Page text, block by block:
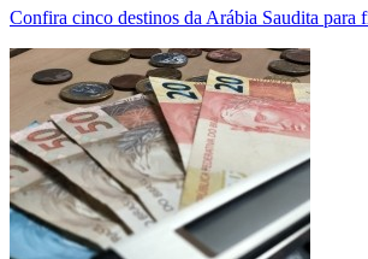
Confira cinco destinos da Arábia Saudita para